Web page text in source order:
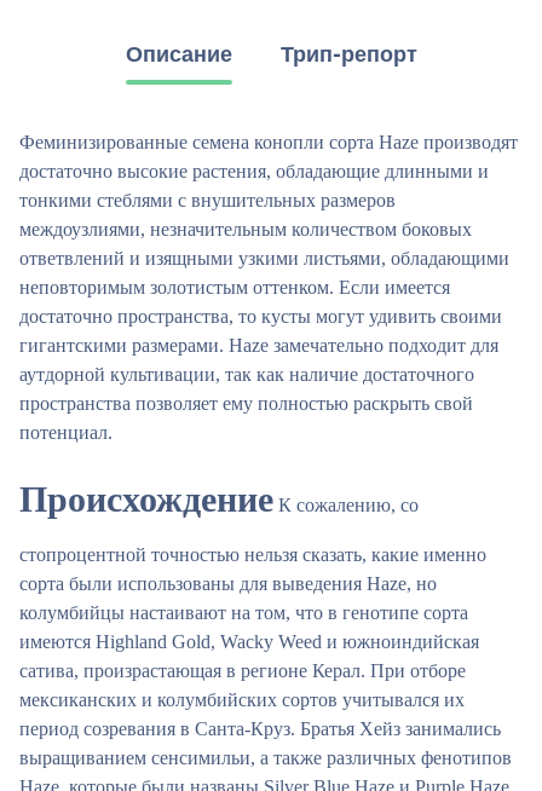
Описание Трип-репорт
Феминизированные семена конопли сорта Haze производят
достаточно высокие растения, обладающие длинными и
тонкими стеблями с внушительных размеров
междоузлиями, незначительным количеством боковых
ответвлений и изящными узкими листьями, обладающими
неповторимым золотистым оттенком. Если имеется
достаточно пространства, то кусты могут удивить своими
гигантскими размерами. Haze замечательно подходит для
аутдорной культивации, так как наличие достаточного
пространства позволяет ему полностью раскрыть свой
потенциал.
Происхождение К сожалению, со
стопроцентной точностью нельзя сказать, какие именно
сорта были использованы для выведения Haze, но
колумбийцы настаивают на том, что в генотипе сорта
имеются Highland Gold, Wacky Weed и южноиндийская
сатива, произрастающая в регионе Керал. При отборе
мексиканских и колумбийских сортов учитывался их
период созревания в Санта-Круз. Братья Хейз занимались
выращиванием сенсимильи, а также различных фенотипов
Haze, которые были названы Silver Blue Haze и Purple Haze